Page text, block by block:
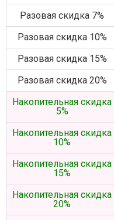
Разовая скидка 7%
Разовая скидка 10%
Разовая скидка 15%
Разовая скидка 20%
Накопительная скидка
5%
Накопительная скидка
10%
Накопительная скидка
15%
Накопительная скидка
20%